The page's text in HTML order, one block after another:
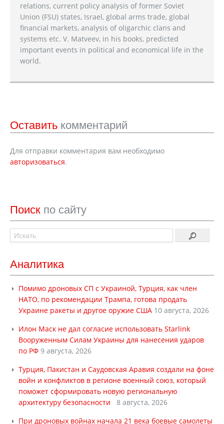
relations, current policy analysis of former Soviet
Union (FSU) states, Israel, global arms trade, global
financial markets, analysis of oligarchic clans and
systems etc. V. Matveev, in his books, predicted
important events in political and economical life in the
world.
Оставить комментарий
Для отправки комментария вам необходимо
авторизоваться.
Поиск по сайту
Аналитика
Помимо дроновых СП с Украиной, Турция, как член
НАТО, по рекомендации Трампа, готова продать
Украине ракеты и другое оружие США 10 августа, 2026
Илон Маск не дал согласие использовать Starlink
Вооруженным Силам Украины для нанесения ударов
по РФ 9 августа, 2026
Турция, Пакистан и Саудовская Аравия создали на фоне
войн и конфликтов в регионе военный союз, который
поможет сформировать новую региональную
архитектуру безопасности
8 августа, 2026
При дроновых войнах начала 21 века боевые самолеты